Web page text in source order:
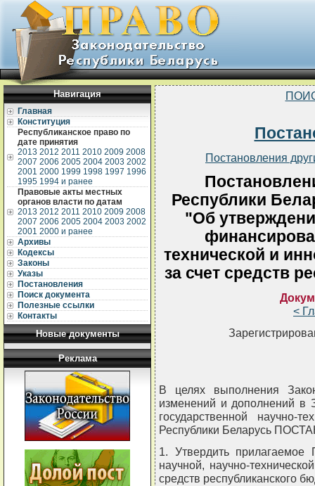
Навигация
Главная
Конституция
Республиканское право по
дате принятия
2013 2012 2011 2010 2009 2008
2007 2006 2005 2004 2003 2002
2001 2000 1999 1998 1997 1996
1995 1994 и ранее
Правовые акты местных
органов власти по датам
2013 2012 2011 2010 2009 2008
2007 2006 2005 2004 2003 2002
2001 2000 и ранее
Архивы
Кодексы
Законы
Указы
Постановления
Поиск документа
Полезные ссылки
Контакты
Новые документы
Реклама
Постановления
Республики
"Об
технической и
за счет средств
<
В целях выполнения
изменений и дополнений в
государственной научно-
Республики Беларусь
1. Утвердить
научной, научно-
средств республиканского